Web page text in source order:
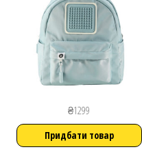
₴1299
Придбати товар